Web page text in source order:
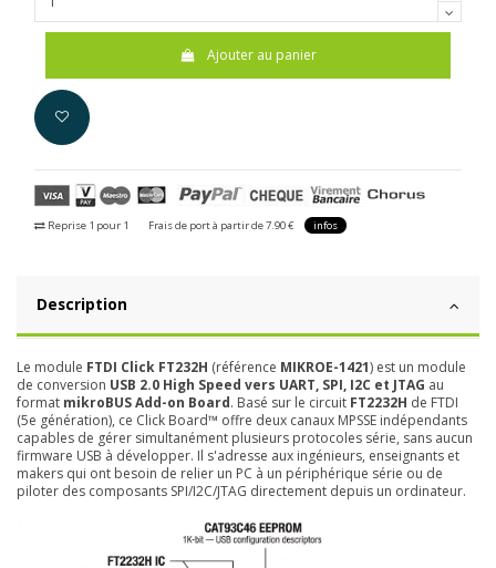
Ajouter au panier
Reprise 1 pour 1 Frais de port à partir de 7.90 € infos
Description
Le module FTDI Click FT232H (référence MIKROE-1421) est un module
de conversion USB 2.0 High Speed vers UART, SPI, I2C et JTAG au
format mikroBUS Add-on Board. Basé sur le circuit FT2232H de FTDI
(5e génération), ce Click Board™ offre deux canaux MPSSE indépendants
capables de gérer simultanément plusieurs protocoles série, sans aucun
firmware USB à développer. Il s'adresse aux ingénieurs, enseignants et
makers qui ont besoin de relier un PC à un périphérique série ou de
piloter des composants SPI/I2C/JTAG directement depuis un ordinateur.